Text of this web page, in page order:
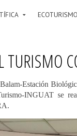
ECOTURISMO
TURISMO
Estación
INGUAT